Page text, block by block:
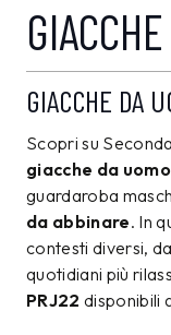
GIACCHE DA
Scopri su
giacche da uomo
guardaroba
da abbinare. In
contesti diversi,
quotidiani più
PRJ22 disponibili